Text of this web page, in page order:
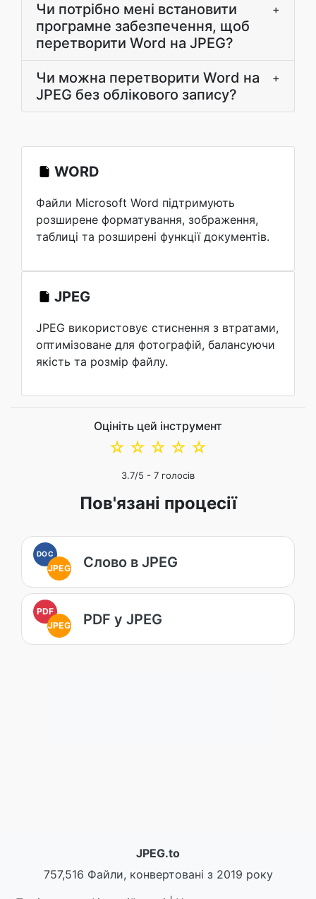
Чи потрібно мені встановити
програмне забезпечення, щоб
перетворити Word на JPEG?
+
Чи можна перетворити Word на
JPEG без облікового запису?
+
WORD
Файли Microsoft Word підтримують
розширене форматування, зображення,
таблиці та розширені функції документів.
JPEG
JPEG використовує стиснення з втратами,
оптимізоване для фотографій, балансуючи
якість та розмір файлу.
Оцініть цей інструмент
☆
☆
☆
☆
☆
3.7/5 - 7 голосів
Пов'язані процесії
DOC
JPEG Слово в JPEG
PDF
JPEG
PDF у JPEG
JPEG.to
757,516 Файли, конвертовані з 2019 року